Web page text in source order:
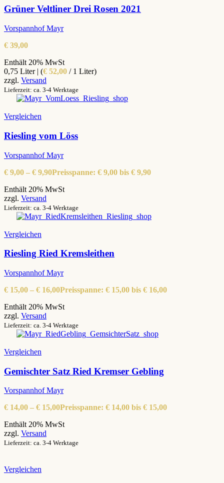
Grüner Veltliner Drei Rosen 2021
Vorspannhof Mayr
€ 39,00
Enthält 20% MwSt
0,75 Liter | (€ 52,00 / 1 Liter)
zzgl. Versand
Lieferzeit: ca. 3-4 Werktage
Vergleichen
Riesling vom Löss
Vorspannhof Mayr
€ 9,00 – € 9,90Preisspanne: € 9,00 bis € 9,90
Enthält 20% MwSt
zzgl. Versand
Lieferzeit: ca. 3-4 Werktage
Vergleichen
Riesling Ried Kremsleithen
Vorspannhof Mayr
€ 15,00 – € 16,00Preisspanne: € 15,00 bis € 16,00
Enthält 20% MwSt
zzgl. Versand
Lieferzeit: ca. 3-4 Werktage
Vergleichen
Gemischter Satz Ried Kremser Gebling
Vorspannhof Mayr
€ 14,00 – € 15,00Preisspanne: € 14,00 bis € 15,00
Enthält 20% MwSt
zzgl. Versand
Lieferzeit: ca. 3-4 Werktage
Vergleichen